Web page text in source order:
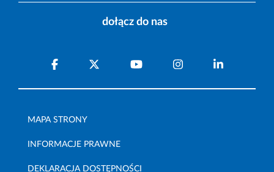
dołącz do nas
MAPA STRONY
INFORMACJE PRAWNE
DEKLARACJA DOSTĘPNOŚCI